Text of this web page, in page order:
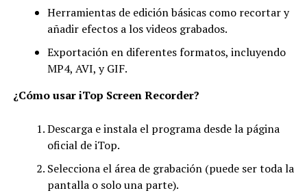
Herramientas de edición básicas como recortar y
añadir efectos a los videos grabados.
Exportación en diferentes formatos, incluyendo
MP4, AVI, y GIF.
¿Cómo usar iTop Screen Recorder?
Descarga e instala el programa desde la página
oficial de iTop.
Selecciona el área de grabación (puede ser toda la
pantalla o solo una parte).